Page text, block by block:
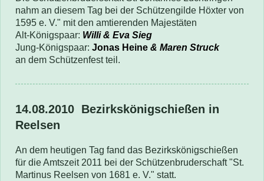
nahm an diesem Tag bei der Schützengilde Höxter von
1595 e. V." mit den amtierenden Majestäten
Alt-Königspaar: Willi & Eva Sieg
Jung-Königspaar: Jonas Heine & Maren Struck
an dem Schützenfest teil.
14.08.2010 Bezirkskönigschießen in
Reelsen
An dem heutigen Tag fand das Bezirkskönigschießen
für die Amtszeit 2011 bei der Schützenbruderschaft "St.
Martinus Reelsen von 1681 e. V." statt.